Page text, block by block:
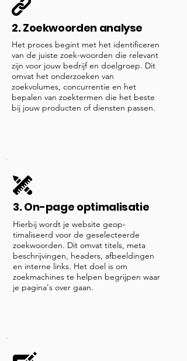
2. Zoekwoorden analyse
Het proces begint met het identificeren
van de juiste zoek-woorden die relevant
zijn voor jouw bedrijf en doelgroep. Dit
omvat het onderzoeken van
zoekvolumes, concurrentie en het
bepalen van zoektermen die het beste
bij jouw producten of diensten passen.
3. On-page optimalisatie
Hierbij wordt je website geop-
timaliseerd voor de geselecteerde
zoekwoorden. Dit omvat titels, meta
beschrijvingen, headers, afbeeldingen
en interne links. Het doel is om
zoekmachines te helpen begrijpen waar
je pagina's over gaan.